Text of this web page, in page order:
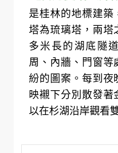
是桂林的地標建築
塔為琉璃塔，兩塔
多米長的湖底隧
周、內牆、門窗等
紛的圖案。每到夜
映襯下分別散發著
以在杉湖沿岸觀看